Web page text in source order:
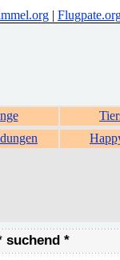
|
suchend *